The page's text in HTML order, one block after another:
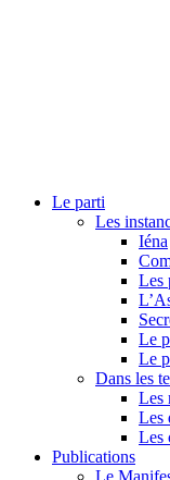
Le parti
Les
Iéna
Les
Le
Le
Dans les
Les
Les
Les
Publications
Le